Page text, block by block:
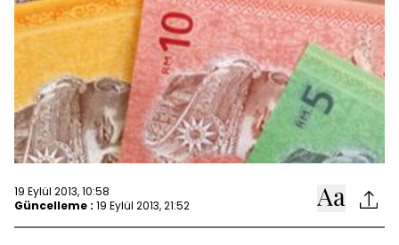
19 Eylül 2013, 10:58
Güncelleme : 19 Eylül 2013, 21:52